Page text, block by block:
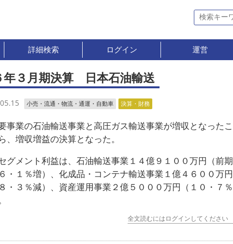
詳細検索 ログイン 運営
年３月期決算 日本石油輸送
小売・流通・物流・通運・自動車 決算・財務
事業の石油輸送事業と高圧ガス輸送事業が増収となったこ
、増収増益の決算となった。
グメント利益は、石油輸送事業１４億９１００万円（前期
・１％増）、化成品・コンテナ輸送事業１億４６００万円
８・３％減）、資産運用事業２億５０００万円（１０・７％
全文読むにはログインしてください